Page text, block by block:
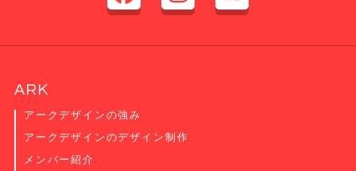
ARK
アークデザインの強み
アークデザインのデザイン制作
メンバー紹介